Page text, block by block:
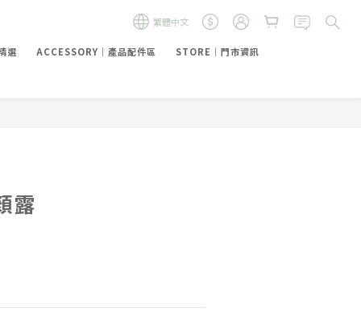
繁體中文
選 ACCESSORY｜產品配件區 STORE｜門市資訊
露